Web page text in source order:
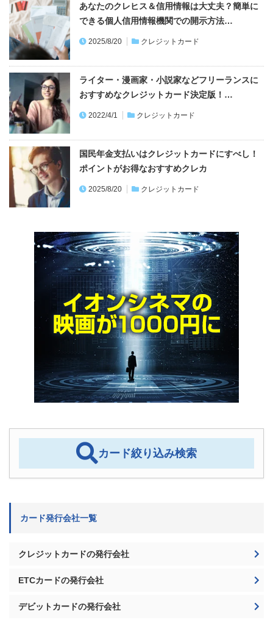
あなたのクレヒス＆信用情報は大丈夫？簡単に
できる個人信用情報機関での開示方法…
2025/8/20 クレジットカード
ライター・漫画家・小説家などフリーランスに
おすすめなクレジットカード決定版！…
2022/4/1 クレジットカード
国民年金支払いはクレジットカードにすべし！
ポイントがお得なおすすめクレカ
2025/8/20 クレジットカード
カード絞り込み検索
カード発行会社一覧
クレジットカードの発行会社
ETCカードの発行会社
デビットカードの発行会社